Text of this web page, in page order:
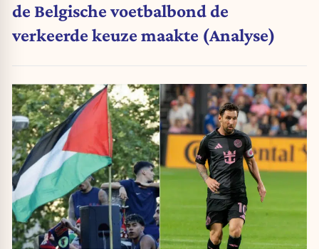
de Belgische voetbalbond de
verkeerde keuze maakte (Analyse)